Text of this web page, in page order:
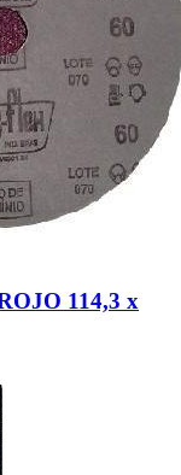
114,3 x